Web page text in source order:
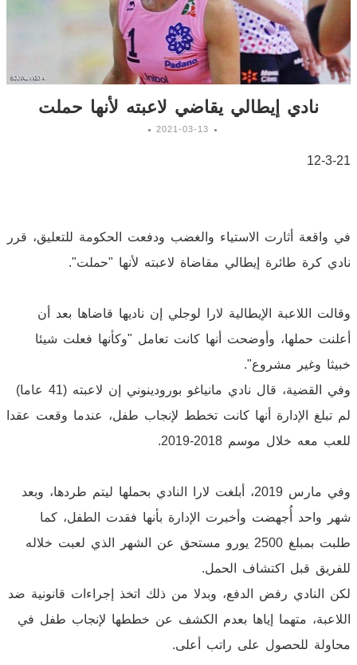
نادي إيطالي يقاضي لاعبته لأنها حملت
2021-03-13
12-3-21
في واقعة أثارت الاستياء والغضب ودفعت الحكومة للتعليق، قرر
نادي كرة طائرة إيطالي مقاضاة لاعبته لأنها "حملت".
وقالت اللاعبة الإيطالية لارا لوجلي إن ناديها قاضاها بعد أن
أعلنت حملها، وأوضحت أنها كانت تعامل "وكأنها فعلت شيئا
خبيثا وغير مشروع".
وفي القضية، قال نادي مانياغو بورودينوني إن لاعبته (41 عاما)
لم تبلغ الإدارة أنها كانت تخطط لإنجاب طفل، عندما وقعت عقدا
للعب معه خلال موسم 2018-2019.
وفي مارس 2019، أبلغت لارا النادي بحملها ليتم طردها، وبعد
شهر واحد أُجهضت وأخبرت الإدارة بأنها فقدت الطفل، كما
طلبت بمبلغ 2500 يورو مستحق عن الشهر الذي لعبت خلاله
للفريق قبل اكتشاف الحمل.
لكن النادي رفض الدفع، وبدلا من ذلك اتخذ إجراءات قانونية ضد
اللاعبة، متهما إياها بعدم الكشف عن خططها لإنجاب طفل في
محاولة للحصول على راتب أعلى.